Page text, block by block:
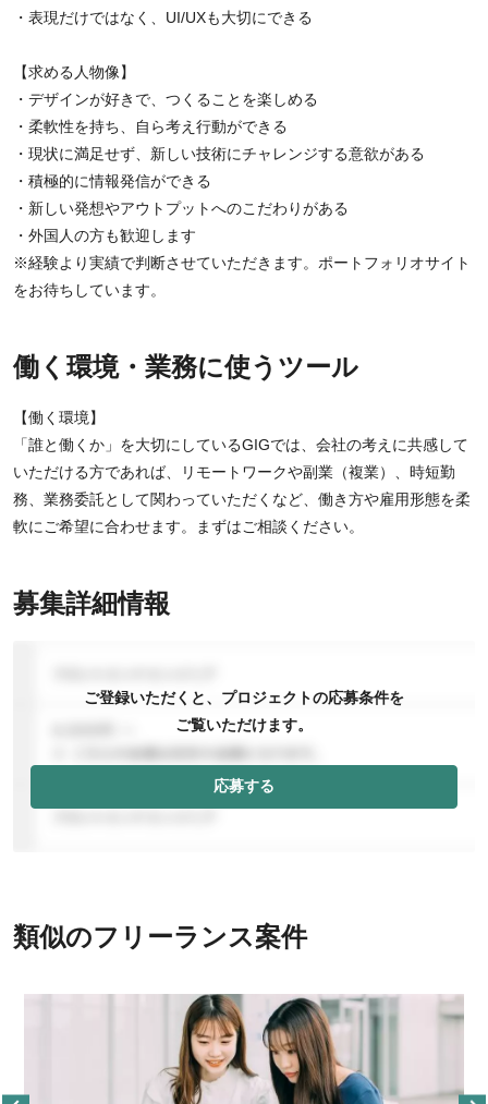
・表現だけではなく、UI/UXも大切にできる
【求める人物像】
・デザインが好きで、つくることを楽しめる
・柔軟性を持ち、自ら考え行動ができる
・現状に満足せず、新しい技術にチャレンジする意欲がある
・積極的に情報発信ができる
・新しい発想やアウトプットへのこだわりがある
・外国人の方も歓迎します
※経験より実績で判断させていただきます。ポートフォリオサイト
をお待ちしています。
働く環境・業務に使うツール
【働く環境】
「誰と働くか」を大切にしているGIGでは、会社の考えに共感して
いただける方であれば、リモートワークや副業（複業）、時短勤
務、業務委託として関わっていただくなど、働き方や雇用形態を柔
軟にご希望に合わせます。まずはご相談ください。
募集詳細情報
ご登録いただくと、プロジェクトの応募条件を
ご覧いただけます。
応募する
類似のフリーランス案件